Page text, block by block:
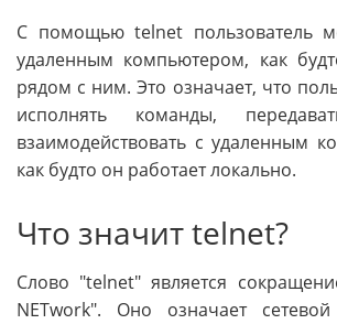
С помощью telnet пользователь
удаленным компьютером, как
рядом с ним. Это означает, что
исполнять команды,
взаимодействовать с удаленным
как будто он работает локально.
Что значит telnet?
Слово "telnet" является
NETwork". Оно означает